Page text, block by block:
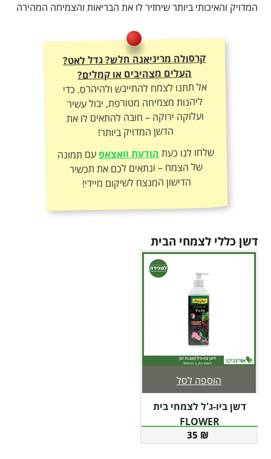
המדויק והאיכותי ביותר שיחזיר לו את הבריאות והצמיחה המהירה
קרסולה מריניאנה חלש? גדל לאט?
העלים מצהיבים או קמלים?
אל תתנו לצמח להתייבש ולהיהרס. כדי
ליהנות מצמיחה מטורפת, יבול עשיר
ועלוקה ירוקה – חובה להתאים לו את
הדשן המדויק ביותר!
שלחו לנו כעתהודעת וואצאפעם תמונה
של הצמח – ונתאים לכם את תכשיר
הדישון המנצח לשיקום מיידי!
דשן כללי לצמחי הבית
דשן ביו-ג'ל לצמחי בית
FLOWER
35 ₪
הוספה לסל